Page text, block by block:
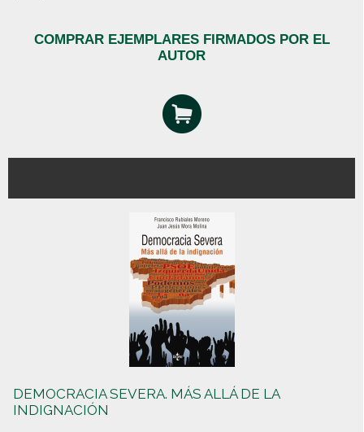
COMPRAR EJEMPLARES FIRMADOS POR EL
AUTOR
DEMOCRACIA SEVERA. MÁS ALLÁ DE LA
INDIGNACIÓN